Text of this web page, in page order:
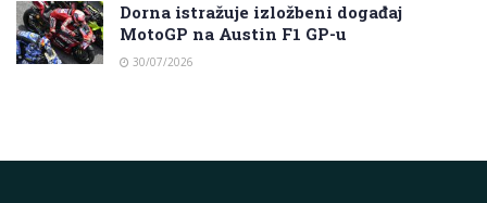
Dorna istražuje izložbeni događaj
MotoGP na Austin F1 GP-u
30/07/2026